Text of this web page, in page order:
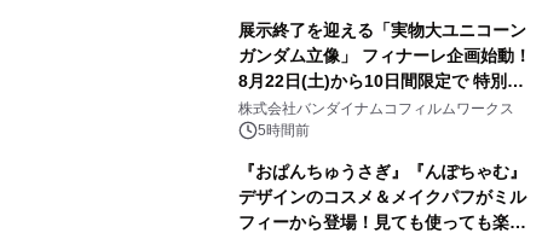
展示終了を迎える「実物大ユニコーン
ガンダム立像」 フィナーレ企画始動！
8月22日(土)から10日間限定で 特別映
像『UNICORN GUNDAM Statue ―
BEYOND POSSIBILITY ―』を上映！
株式会社バンダイナムコフィルムワークス
5時間前
『おぱんちゅうさぎ』『んぽちゃむ』
デザインのコスメ＆メイクパフがミル
フィーから登場！見ても使っても楽し